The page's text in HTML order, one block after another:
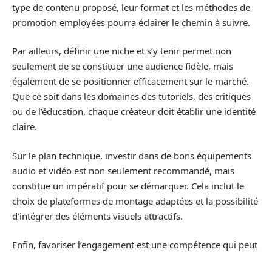
type de contenu proposé, leur format et les méthodes de
promotion employées pourra éclairer le chemin à suivre.
Par ailleurs, définir une niche et s’y tenir permet non
seulement de se constituer une audience fidèle, mais
également de se positionner efficacement sur le marché.
Que ce soit dans les domaines des tutoriels, des critiques
ou de l’éducation, chaque créateur doit établir une identité
claire.
Sur le plan technique, investir dans de bons équipements
audio et vidéo est non seulement recommandé, mais
constitue un impératif pour se démarquer. Cela inclut le
choix de plateformes de montage adaptées et la possibilité
d’intégrer des éléments visuels attractifs.
Enfin, favoriser l’engagement est une compétence qui peut